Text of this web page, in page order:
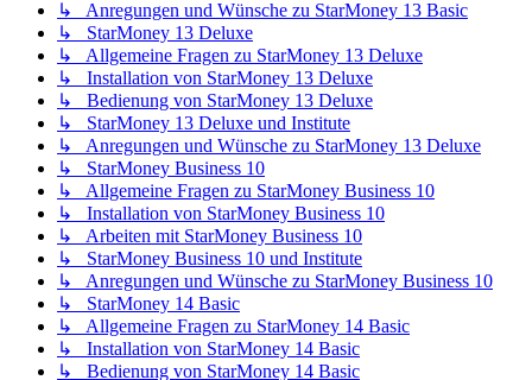
↳ Anregungen und Wünsche zu StarMoney 13 Basic
↳ StarMoney 13 Deluxe
↳ Allgemeine Fragen zu StarMoney 13 Deluxe
↳ Installation von StarMoney 13 Deluxe
↳ Bedienung von StarMoney 13 Deluxe
↳ StarMoney 13 Deluxe und Institute
↳ Anregungen und Wünsche zu StarMoney 13 Deluxe
↳ StarMoney Business 10
↳ Allgemeine Fragen zu StarMoney Business 10
↳ Installation von StarMoney Business 10
↳ Arbeiten mit StarMoney Business 10
↳ StarMoney Business 10 und Institute
↳ Anregungen und Wünsche zu StarMoney Business 10
↳ StarMoney 14 Basic
↳ Allgemeine Fragen zu StarMoney 14 Basic
↳ Installation von StarMoney 14 Basic
↳ Bedienung von StarMoney 14 Basic